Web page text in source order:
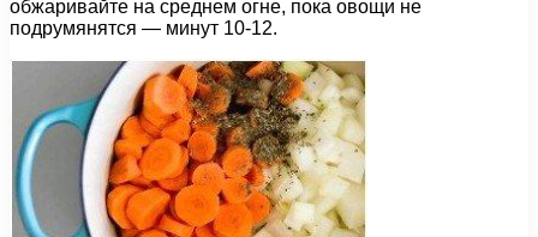
обжаривайте на среднем огне, пока овощи не
подрумянятся — минут 10-12.